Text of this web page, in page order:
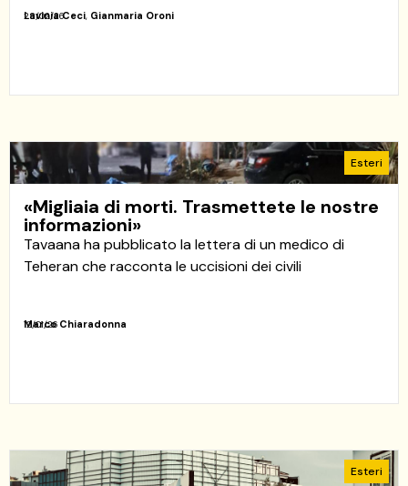
28/02/26
Lavinia Ceci, Gianmaria Oroni
Esteri
«Migliaia di morti. Trasmettete le nostre
informazioni»
Tavaana ha pubblicato la lettera di un medico di
Teheran che racconta le uccisioni dei civili
12/01/26
Marco Chiaradonna
Esteri